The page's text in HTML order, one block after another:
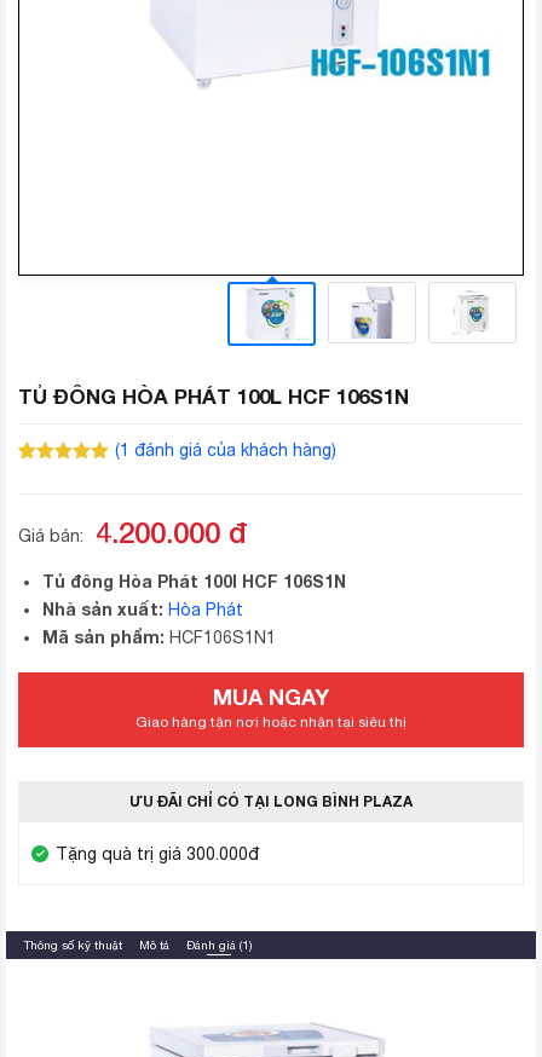
TỦ ĐÔNG HÒA PHÁT 100L HCF 106S1N
(1 đánh giá của khách hàng)
Giá bán: 4.200.000 đ
Tủ đông Hòa Phát 100l HCF 106S1N
Nhà sản xuất: Hòa Phát
Mã sản phẩm: HCF106S1N1
MUA NGAY
Giao hàng tận nơi hoặc nhận tại siêu thị
ƯU ĐÃI CHỈ CÓ TẠI LONG BÌNH PLAZA
Tặng quà trị giá 300.000đ
Thông số kỹ thuật Mô tả Đánh giá (1)